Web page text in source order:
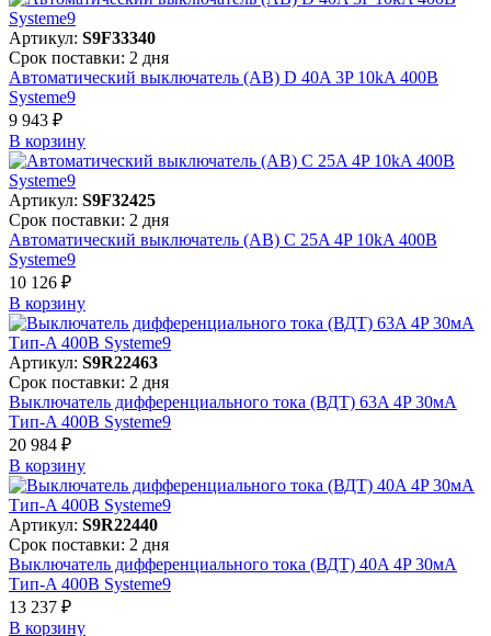
Артикул: S9F33340
Срок поставки: 2 дня
Автоматический выключатель (АВ) D 40A 3P 10kA 400В
Systeme9
9 943 ₽
В корзинy
Артикул: S9F32425
Срок поставки: 2 дня
Автоматический выключатель (АВ) C 25A 4P 10kA 400В
Systeme9
10 126 ₽
В корзинy
Артикул: S9R22463
Срок поставки: 2 дня
Выключатель дифференциального тока (ВДТ) 63A 4P 30мА
Тип-A 400В Systeme9
20 984 ₽
В корзинy
Артикул: S9R22440
Срок поставки: 2 дня
Выключатель дифференциального тока (ВДТ) 40A 4P 30мА
Тип-A 400В Systeme9
13 237 ₽
В корзинy